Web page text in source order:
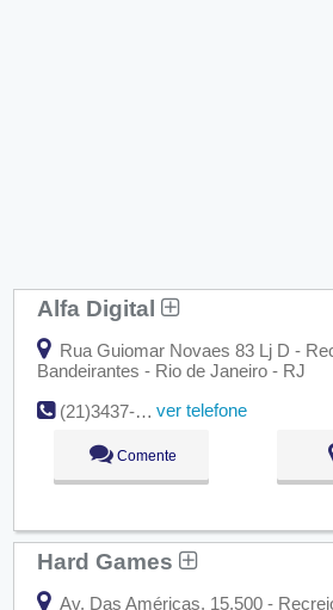
Alfa Digital
Rua Guiomar Novaes 83 Lj D -
Bandeirantes - Rio de Janeiro - RJ
(21)3437-0437
ver telefone
Comente
Hard Games
Av. Das Américas, 15.500 -